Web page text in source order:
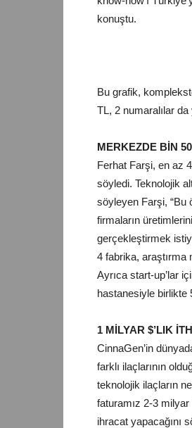
konuştu.
Bu grafik,
TL, 2 numaralılar da
MERKEZDE BİN
Ferhat Farşi, en az
söyledi. Teknolojik
söyleyen Farşi, “Bu
firmaların
gerçekleştirmek
4 fabrika, araştırma
Ayrıca start-up’lar
hastanesiyle birlikte
1 MİLYAR $’LIK
CinnaGen’in
farklı ilaçlarının
teknolojik ilaçların
faturamız 2-3 milyar
ihracat yapacağını